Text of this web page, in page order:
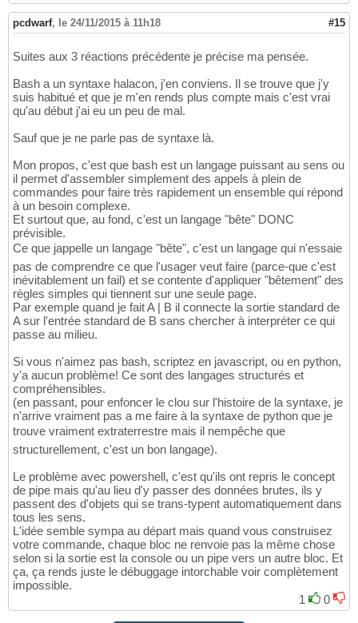
pcdwarf, le 24/11/2015 à 11h18 #15
Suites aux 3 réactions précédente je précise ma pensée.
Bash a un syntaxe halacon, j'en conviens. Il se trouve que j'y
suis habitué et que je m'en rends plus compte mais c'est vrai
qu'au début j'ai eu un peu de mal.
Sauf que je ne parle pas de syntaxe là.
Mon propos, c'est que bash est un langage puissant au sens ou
il permet d'assembler simplement des appels à plein de
commandes pour faire très rapidement un ensemble qui répond
à un besoin complexe.
Et surtout que, au fond, c'est un langage "bête" DONC
prévisible.
Ce que jappelle un langage "bête", c'est un langage qui n'essaie
pas de comprendre ce que l'usager veut faire (parce-que c'est
inévitablement un fail) et se contente d'appliquer "bêtement" des
règles simples qui tiennent sur une seule page.
Par exemple quand je fait A | B il connecte la sortie standard de
A sur l'entrée standard de B sans chercher à interpréter ce qui
passe au milieu.
Si vous n'aimez pas bash, scriptez en javascript, ou en python,
y'a aucun problème! Ce sont des langages structurés et
compréhensibles.
(en passant, pour enfoncer le clou sur l'histoire de la syntaxe, je
n'arrive vraiment pas a me faire à la syntaxe de python que je
trouve vraiment extraterrestre mais il nempêche que
structurellement, c'est un bon langage).
Le problème avec powershell, c'est qu'ils ont repris le concept
de pipe mais qu'au lieu d'y passer des données brutes, ils y
passent des d'objets qui se trans-typent automatiquement dans
tous les sens.
L'idée semble sympa au départ mais quand vous construisez
votre commande, chaque bloc ne renvoie pas la même chose
selon si la sortie est la console ou un pipe vers un autre bloc. Et
ça, ça rends juste le débuggage intorchable voir complètement
impossible.
1
0